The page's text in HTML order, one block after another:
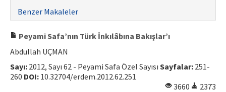
Benzer Makaleler
Peyami Safa’nın Türk İnkılâbına Bakışlar’ı
Abdullah UÇMAN
Sayı: 2012, Sayı 62 - Peyami Safa Özel Sayısı Sayfalar: 251-
260 DOI: 10.32704/erdem.2012.62.251
3660
2373